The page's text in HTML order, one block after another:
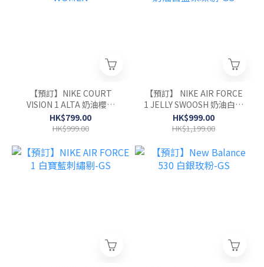
【預訂】NIKE COURT
VISION 1 ALTA 奶油櫻花
粉-WOMEN
HK$799.00
HK$999.00
【預訂】 NIKE AIR FORCE
1 JELLY SWOOSH 奶油白藍
果凍剔-GS
HK$999.00
HK$1,199.00